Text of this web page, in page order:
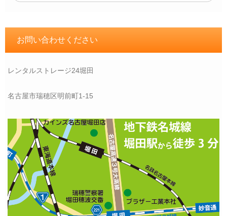
お問い合わせください
レンタルストレージ24堀田
名古屋市瑞穂区明前町1-15